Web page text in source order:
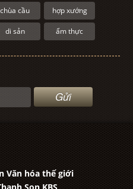
chùa cầu hợp xướng
di sản ẩm thực
Văn hóa thế giới